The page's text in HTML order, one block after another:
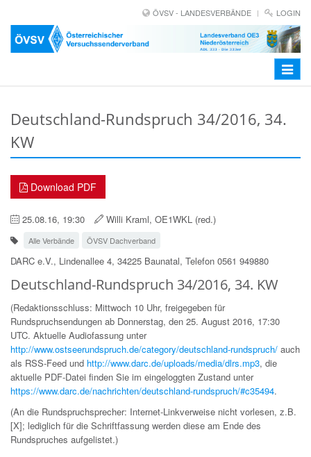
ÖVSV - LANDESVERBÄNDE LOGIN
Toggle
Deutschland-Rundspruch 34/2016, 34.
KW
Download PDF
25.08.16, 19:30 Willi Kraml, OE1WKL (red.)
Alle Verbände ÖVSV Dachverband
DARC e.V., Lindenallee 4, 34225 Baunatal, Telefon 0561 949880
Deutschland-Rundspruch 34/2016, 34. KW
(Redaktionsschluss: Mittwoch 10 Uhr, freigegeben für
Rundspruchsendungen ab Donnerstag, den 25. August 2016, 17:30
UTC. Aktuelle Audiofassung unter
http://www.ostseerundspruch.de/category/deutschland-rundspruch/ auch
als RSS-Feed und http://www.darc.de/uploads/media/dlrs.mp3, die
aktuelle PDF-Datei finden Sie im eingeloggten Zustand unter
https://www.darc.de/nachrichten/deutschland-rundspruch/#c35494.
(An die Rundspruchsprecher: Internet-Linkverweise nicht vorlesen, z.B.
[X]; lediglich für die Schriftfassung werden diese am Ende des
Rundspruches aufgelistet.)